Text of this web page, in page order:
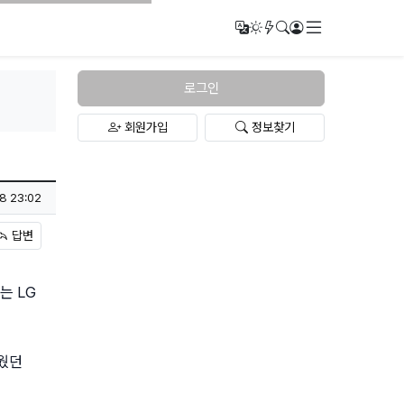
번역다크모드
새글/새댓글
검색로그인
23:02
답변
LG
던
로그인
회원가입 정보찾기